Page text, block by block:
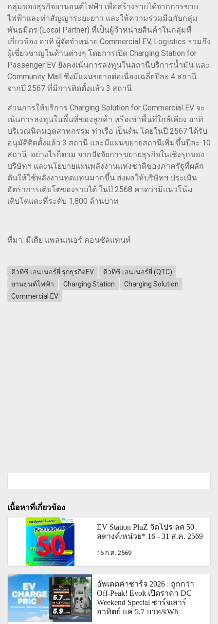
กลุ่มของธุรกิจยานยนต์ไฟฟ้า เพื่อสร้างรายได้จากการขาย
ไฟฟ้าและทำสัญญาระยะยาว และให้ความร่วมมือกับกลุ่ม
พันธมิตร (Local Partner) ที่เป็นผู้จำหน่ายสินค้าในกลุ่มที่
เกี่ยวข้อง อาทิ ผู้จัดจำหน่าย Commercial EV, Logistics รวมถึง
ผู้เชี่ยวชาญในด้านต่างๆ โดยการเปิด Charging Station for
Passenger EV ยังคงเน้นการลงทุนในสถานีบริการน้ำมัน และ
Community Mall ซึ่งมีแผนขยายต่อเนื่องเฉลี่ยปีละ 4 สถานี
จากปี 2567 ที่มีการติดตั้งแล้ว 3 สถานี
ส่วนการให้บริการ Charging Solution for Commercial EV จะ
เน้นการลงทุนในพื้นที่ของลูกค้า หรือเช่าพื้นที่ใกล้เคียง อาทิ
บริเวณนิคมอุตสาหกรรม ท่าเรือ เป็นต้น โดยในปี 2567 ได้รับ
อนุมัติติดตั้งแล้ว 3 สถานี และมีแผนขยายสถานีเพิ่มขึ้นปีละ 10
สถานี อย่างไรก็ตาม จากปัจจัยการขยายธุรกิจในเชิงรุกของ
บริษัทฯ และนโยบายแผนพลังงานแห่งชาติของภาครัฐที่ผลัก
ดันให้ใช้พลังงานทดแทนมากขึ้น ส่งผลให้บริษัทฯ ประเมิน
อัตราการเติบโตของรายได้ ในปี 2568 คาดว่ามีแนวโน้ม
เติบโตแตะที่ระดับ 1,800 ล้านบาท
ที่มา: มีเดีย แพลนเนอร์ คอนซัลแทนท์
คิวทีซี เอนเนอร์ยี่ รุกธุรกิจEV
คิวทีซี เอนเนอร์ยี่ (QTC)
ยานยนต์ไฟฟ้า
Charging Station
Charging Solution
Commercial EV
เนื้อหาที่เกี่ยวข้อง
EV Station PluZ จัดโปร ลด 50
สตางค์/หน่วย* 16 - 31 ส.ค. 2569
16 ก.ค. 2569
อัพเดตค่าชาร์จ 2026 : ถูกกว่า
Off-Peak! Evolt เปิดราคา DC
Weekend Special ชาร์จเสาร์
อาทิตย์ แค่ 5.7 บาท/kWh